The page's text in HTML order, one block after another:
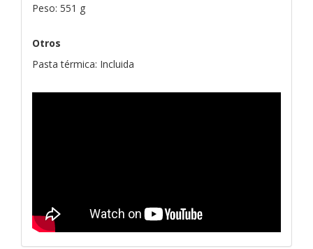
Peso: 551 g
Otros
Pasta térmica: Incluida